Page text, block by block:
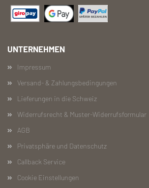
UNTERNEHMEN
Impressum
Versand- & Zahlungsbedingungen
Lieferungen in die Schweiz
Widerrufsrecht & Muster-Widerrufsformular
AGB
Privatsphäre und Datenschutz
Callback Service
Cookie Einstellungen